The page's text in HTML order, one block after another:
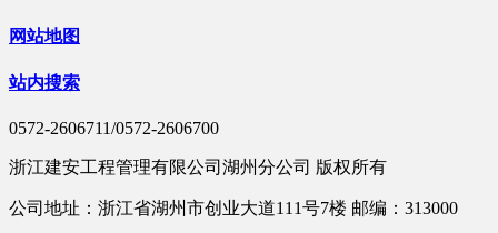
网站地图
站内搜索
0572-2606711/0572-2606700
浙江建安工程管理有限公司湖州分公司 版权所有
公司地址：浙江省湖州市创业大道111号7楼 邮编：313000